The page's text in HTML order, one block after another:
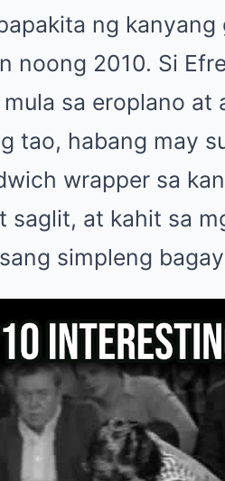
ng
noong 2010. Si
sa eroplano at
tao, habang may
wrapper sa
saglit, at kahit sa
simpleng